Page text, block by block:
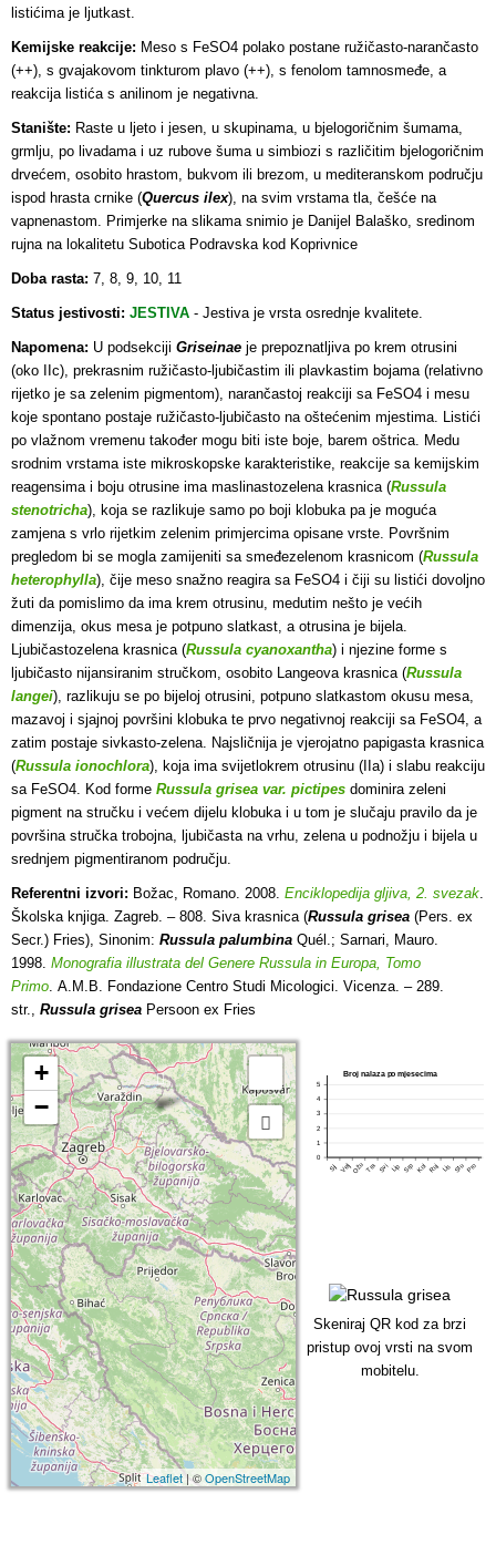
listićima je ljutkast.
Kemijske reakcije: Meso s FeSO4 polako postane ružičasto-narančasto
(++), s gvajakovom tinkturom plavo (++), s fenolom tamnosmeđe, a
reakcija listića s anilinom je negativna.
Stanište: Raste u ljeto i jesen, u skupinama, u bjelogoričnim šumama,
grmlju, po livadama i uz rubove šuma u simbiozi s različitim bjelogoričnim
drvećem, osobito hrastom, bukvom ili brezom, u mediteranskom području
ispod hrasta crnike (Quercus ilex), na svim vrstama tla, češće na
vapnenastom. Primjerke na slikama snimio je Danijel Balaško, sredinom
rujna na lokalitetu Subotica Podravska kod Koprivnice
Doba rasta: 7, 8, 9, 10, 11
Status jestivosti: JESTIVA - Jestiva je vrsta osrednje kvalitete.
Napomena: U podsekciji Griseinae je prepoznatljiva po krem otrusini
(oko IIc), prekrasnim ružičasto-ljubičastim ili plavkastim bojama (relativno
rijetko je sa zelenim pigmentom), narančastoj reakciji sa FeSO4 i mesu
koje spontano postaje ružičasto-ljubičasto na oštećenim mjestima. Listići
po vlažnom vremenu također mogu biti iste boje, barem oštrica. Medu
srodnim vrstama iste mikroskopske karakteristike, reakcije sa kemijskim
reagensima i boju otrusine ima maslinastozelena krasnica (Russula
stenotricha), koja se razlikuje samo po boji klobuka pa je moguća
zamjena s vrlo rijetkim zelenim primjercima opisane vrste. Površnim
pregledom bi se mogla zamijeniti sa smeđezelenom krasnicom (Russula
heterophylla), čije meso snažno reagira sa FeSO4 i čiji su listići dovoljno
žuti da pomislimo da ima krem otrusinu, medutim nešto je većih
dimenzija, okus mesa je potpuno slatkast, a otrusina je bijela.
Ljubičastozelena krasnica (Russula cyanoxantha) i njezine forme s
ljubičasto nijansiranim stručkom, osobito Langeova krasnica (Russula
langei), razlikuju se po bijeloj otrusini, potpuno slatkastom okusu mesa,
mazavoj i sjajnoj površini klobuka te prvo negativnoj reakciji sa FeSO4, a
zatim postaje sivkasto-zelena. Najsličnija je vjerojatno papigasta krasnica
(Russula ionochlora), koja ima svijetlokrem otrusinu (IIa) i slabu reakciju
sa FeSO4. Kod forme Russula grisea var. pictipes dominira zeleni
pigment na stručku i većem dijelu klobuka i u tom je slučaju pravilo da je
površina stručka trobojna, ljubičasta na vrhu, zelena u podnožju i bijela u
srednjem pigmentiranom području.
Referentni izvori: Božac, Romano. 2008. Enciklopedija gljiva, 2. svezak.
Školska knjiga. Zagreb. – 808. Siva krasnica (Russula grisea (Pers. ex
Secr.) Fries), Sinonim: Russula palumbina Quél.; Sarnari, Mauro.
1998. Monografia illustrata del Genere Russula in Europa, Tomo
Primo. A.M.B. Fondazione Centro Studi Micologici. Vicenza. – 289.
str., Russula grisea Persoon ex Fries
+
−
Leaflet| ©OpenStreetMap
Broj nalaza po mjesecima
0
1
2
3
4
5
Sij VeljOžuTra Svi Lip Srp Kol Ruj Lis StuPro
Skeniraj QR kod za brzi
pristup ovoj vrsti na svom
mobitelu.